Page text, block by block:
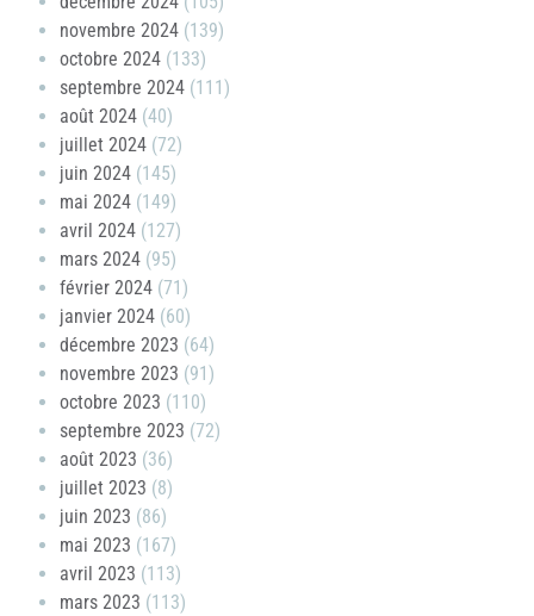
novembre 2024 (139)
octobre 2024 (133)
septembre 2024 (111)
août 2024 (40)
juillet 2024 (72)
juin 2024 (145)
mai 2024 (149)
avril 2024 (127)
mars 2024 (95)
février 2024 (71)
janvier 2024 (60)
décembre 2023 (64)
novembre 2023 (91)
octobre 2023 (110)
septembre 2023 (72)
août 2023 (36)
juillet 2023 (8)
juin 2023 (86)
mai 2023 (167)
avril 2023 (113)
mars 2023 (113)